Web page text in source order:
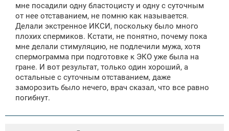
и
мне посадили одну бластоцисту и одну с суточным
от нее отставанием, не помню как называется.
Делали экстренное ИКСИ, поскольку было много
плохих спермиков. Кстати, не понятно, почему пока
мне делали стимуляцию, не подлечили мужа, хотя
спермограмма при подготовке к ЭКО уже была на
гране. И вот результат, только один хороший, а
остальные с суточным отставанием, даже
заморозить было нечего, врач сказал, что все равно
погибнут.